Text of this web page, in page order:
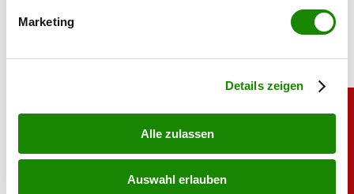
bestimmten Merkmalen (Fingerprinting) identifizieren
Erfahren Sie mehr darüber, wie Ihre persönlichen Daten
Marketing
Details zeigen
Alle zulassen
Auswahl erlauben